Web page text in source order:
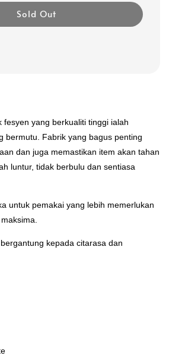
Sold Out
fesyen yang berkualiti tinggi ialah
bermutu. Fabrik yang bagus penting
dan juga memastikan item akan tahan
luntur, tidak berbulu dan sentiasa
untuk pemakai yang lebih memerlukan
kepada citarasa dan